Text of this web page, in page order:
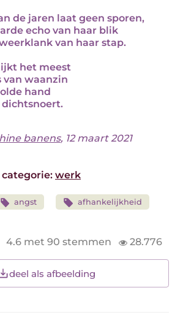
de jaren laat geen sporen,
echo van haar blik
van haar stap.
het meest
van waanzin
hand
banens, 12 maart 2021
werk
angst afhankelijkheid
4.6 met 90 stemmen 28.776
deel als afbeelding